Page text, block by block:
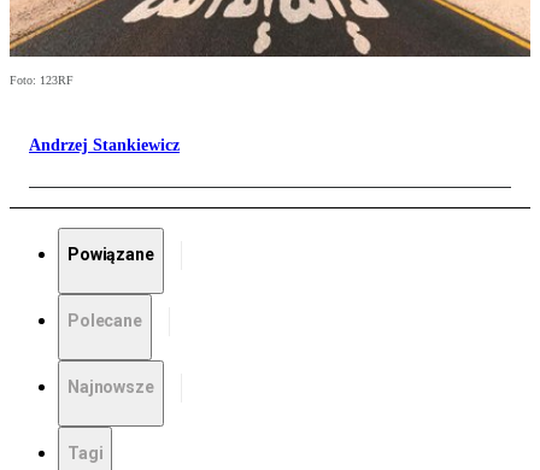
Foto: 123RF
Andrzej Stankiewicz
Powiązane
Polecane
Najnowsze
Tagi